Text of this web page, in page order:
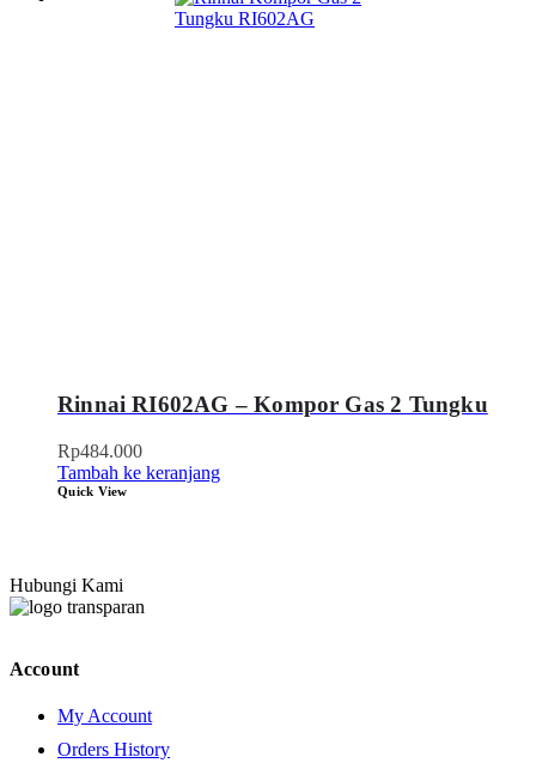
Rinnai RI602AG – Kompor Gas 2 Tungku
Rp484.000
Tambah ke keranjang
Quick View
Hubungi Kami
Account
My Account
Orders History